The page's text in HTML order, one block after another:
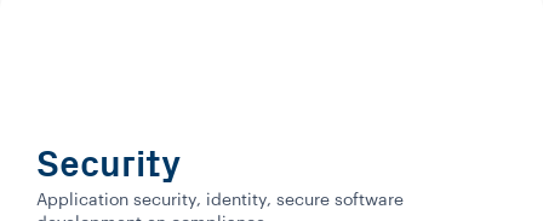
Security
Application security, identity, secure software